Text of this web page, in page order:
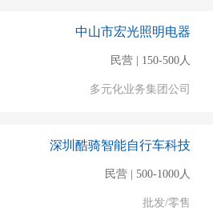
中山市宏光照明电器
民营 | 150-500人
多元化业务集团公司
深圳酷骑智能自行车科技
民营 | 500-1000人
批发/零售